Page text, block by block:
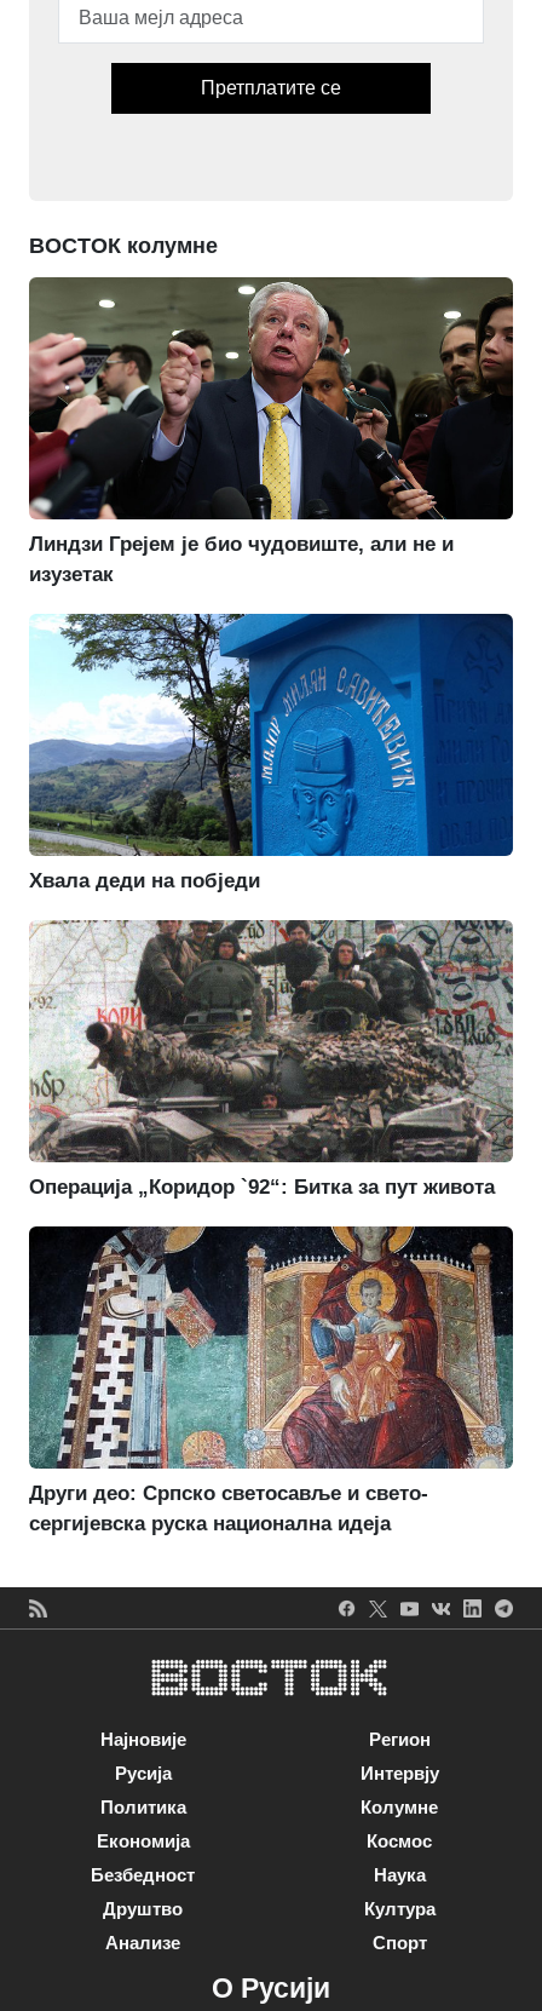
Претплатите се
ВОСТОК колумне
Линдзи Грејем је био чудовиште, али не и
изузетак
Хвала деди на побједи
Операција „Коридор `92“: Битка за пут живота
Други део: Српско светосавље и свето-
сергијевска руска национална идеја
Најновије
Русија
Политика
Економија
Безбедност
Друштво
Анализе
Регион
Интервју
Колумне
Космос
Наука
Култура
Спорт
О Русији